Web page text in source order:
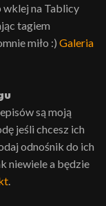
na Tablicy
tagiem
miło :) Galeria
są moją
jeśli chcesz ich
odnośnik do ich
niewiele a będzie
.